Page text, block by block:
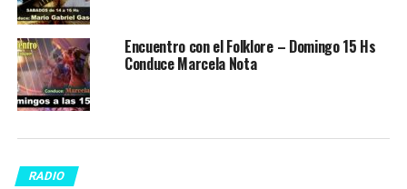
Encuentro con el Folklore – Domingo 15 Hs
Conduce Marcela Nota
RADIO